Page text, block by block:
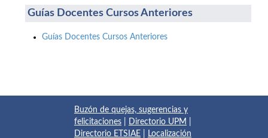
Guías Docentes Cursos Anteriores
Guías Docentes Cursos Anteriores
Buzón de quejas, sugerencias y
felicitaciones
Directorio UPM
Directorio ETSIAE
Localización